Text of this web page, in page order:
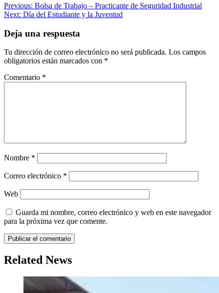
Navegación
de
entradas
Previous: Bolsa de Trabajo – Practicante de Seguridad Industrial
Next: Día del Estudiante y la Juventud
Deja una respuesta
Tu dirección de correo electrónico no será publicada. Los campos
obligatorios están marcados con *
Comentario *
Nombre *
Correo electrónico *
Web
Guarda mi nombre, correo electrónico y web en este navegador
para la próxima vez que comente.
Related News